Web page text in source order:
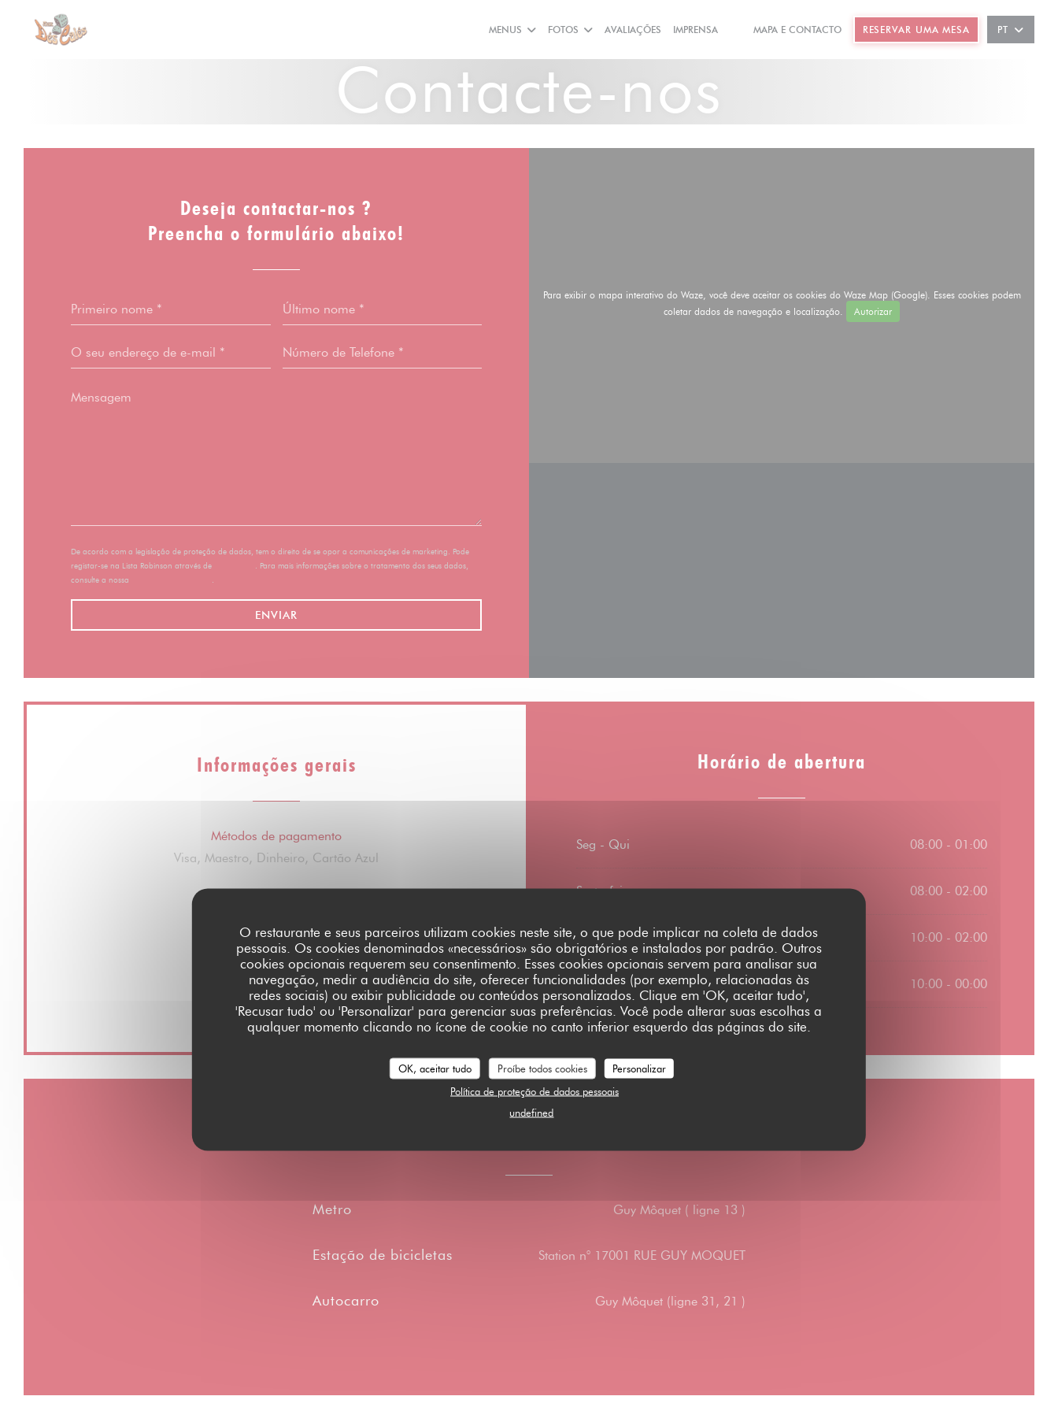
Painel de Gerenciamento de Cookies
O restaurante e seus parceiros utilizam cookies neste site, o que pode implicar na coleta de dados
pessoais. Os cookies denominados «necessários» são obrigatórios e instalados por padrão. Outros
cookies opcionais requerem seu consentimento. Esses cookies opcionais servem para analisar sua
navegação, medir a audiência do site, oferecer funcionalidades (por exemplo, relacionadas às
redes sociais) ou exibir publicidade ou conteúdos personalizados. Clique em 'OK, aceitar tudo',
'Recusar tudo' ou 'Personalizar' para gerenciar suas preferências. Você pode alterar suas escolhas a
qualquer momento clicando no ícone de cookie no canto inferior esquerdo das páginas do site.
OK, aceitar tudo Proíbe todos cookies
Personalizar
Política de proteção de dados pessoais
undefined
MENUS FOTOS AVALIAÇÕES IMPRENSA
((ABRE NUMA NOVA JANELA))
((ABRE NUMA NOVA JANELA))
MAPA E CONTACTO RESERVAR UMA MESA PT
Contacte-nos
Deseja contactar-nos ?
Preencha o formulário abaixo!
De acordo com a legislação de proteção de dados, tem o direito de se opor a comunicações de marketing. Pode
registar-se na Lista Robinson através de
. Para mais informações sobre o tratamento dos seus dados,
consulte a nossa
.
Para exibir o mapa interativo do Waze, você deve aceitar os cookies do Waze Map (Google). Esses cookies podem
coletar dados de navegação e localização.
Autorizar
Informações gerais
Métodos de pagamento
Visa, Maestro, Dinheiro, Cartão Azul
Horário de abertura
Seg - Qui 08:00 - 01:00
Sexta-feira 08:00 - 02:00
Sábado 10:00 - 02:00
Domingo 10:00 - 00:00
Metro Guy Môquet ( ligne 13 )
Estação de bicicletas Station n° 17001 RUE GUY MOQUET
Autocarro Guy Môquet (ligne 31, 21 )